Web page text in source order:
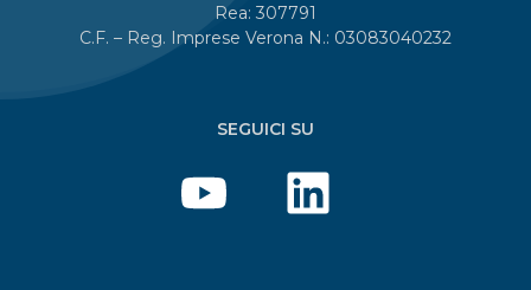
Rea: 307791
C.F. – Reg. Imprese Verona N.: 03083040232
SEGUICI SU